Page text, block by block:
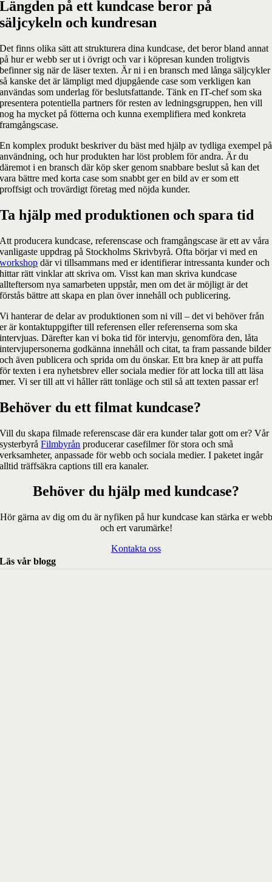
Längden på ett kundcase beror på
säljcykeln och kundresan
Det finns olika sätt att strukturera dina kundcase, det beror bland annat
på hur er webb ser ut i övrigt och var i köpresan kunden troligtvis
befinner sig när de läser texten. Är ni i en bransch med långa säljcykler
så kanske det är lämpligt med djupgående case som verkligen kan
användas som underlag för beslutsfattande. Tänk en IT-chef som ska
presentera potentiella partners för resten av ledningsgruppen, hen vill
nog ha mycket på fötterna och kunna exemplifiera med konkreta
framgångscase.
En komplex produkt beskriver du bäst med hjälp av tydliga exempel på
användning, och hur produkten har löst problem för andra. Är du
däremot i en bransch där köp sker genom snabbare beslut så kan det
vara bättre med korta case som snabbt ger en bild av er som ett
proffsigt och trovärdigt företag med nöjda kunder.
Ta hjälp med produktionen och spara tid
Att producera kundcase, referenscase och framgångscase är ett av våra
vanligaste uppdrag på Stockholms Skrivbyrå. Ofta börjar vi med en
workshop där vi tillsammans med er identifierar intressanta kunder och
hittar rätt vinklar att skriva om. Visst kan man skriva kundcase
allteftersom nya samarbeten uppstår, men om det är möjligt är det
förstås bättre att skapa en plan över innehåll och publicering.
Vi hanterar de delar av produktionen som ni vill – det vi behöver från
er är kontaktuppgifter till referensen eller referenserna som ska
intervjuas. Därefter kan vi boka tid för intervju, genomföra den, låta
intervjupersonerna godkänna innehåll och citat, ta fram passande bilder
och även publicera och sprida om du önskar. Ett bra knep är att puffa
för texten i era nyhetsbrev eller sociala medier för att locka till att läsa
mer. Vi ser till att vi håller rätt tonläge och stil så att texten passar er!
Behöver du ett filmat kundcase?
Vill du skapa filmade referenscase där era kunder talar gott om er? Vår
systerbyråFilmbyrån producerar casefilmer för stora och små
verksamheter, anpassade för webb och sociala medier. I paketet ingår
alltid träffsäkra captions till era kanaler.
Behöver du hjälp med kundcase?
Hör gärna av dig om du är nyfiken på hur kundcase kan stärka er webb
och ert varumärke!
Kontakta oss
Läs vår blogg